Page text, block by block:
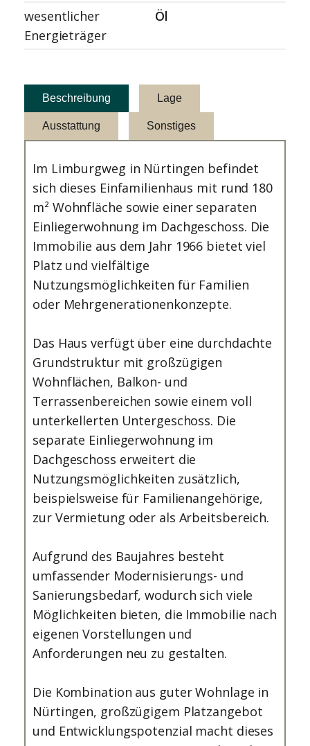
wesentlicher
Energieträger
Öl
Beschreibung Lage
Ausstattung Sonstiges
Im Limburgweg in Nürtingen befindet
sich dieses Einfamilienhaus mit rund 180
m² Wohnfläche sowie einer separaten
Einliegerwohnung im Dachgeschoss. Die
Immobilie aus dem Jahr 1966 bietet viel
Platz und vielfältige
Nutzungsmöglichkeiten für Familien
oder Mehrgenerationenkonzepte.
Das Haus verfügt über eine durchdachte
Grundstruktur mit großzügigen
Wohnflächen, Balkon- und
Terrassenbereichen sowie einem voll
unterkellerten Untergeschoss. Die
separate Einliegerwohnung im
Dachgeschoss erweitert die
Nutzungsmöglichkeiten zusätzlich,
beispielsweise für Familienangehörige,
zur Vermietung oder als Arbeitsbereich.
Aufgrund des Baujahres besteht
umfassender Modernisierungs- und
Sanierungsbedarf, wodurch sich viele
Möglichkeiten bieten, die Immobilie nach
eigenen Vorstellungen und
Anforderungen neu zu gestalten.
Die Kombination aus guter Wohnlage in
Nürtingen, großzügigem Platzangebot
und Entwicklungspotenzial macht dieses